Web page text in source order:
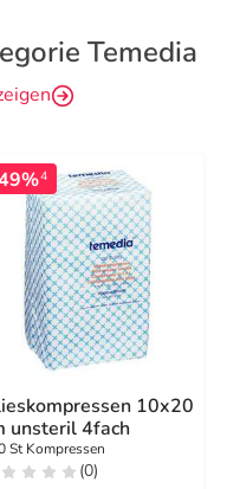
Temedia
4
10x20
unsteril 4fach
St Kompressen
(0)